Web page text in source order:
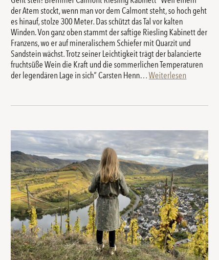
der Atem stockt, wenn man vor dem Calmont steht, so hoch geht
es hinauf, stolze 300 Meter. Das schützt das Tal vor kalten
Winden. Von ganz oben stammt der saftige Riesling Kabinett der
Franzens, wo er auf mineralischem Schiefer mit Quarzit und
Sandstein wächst. Trotz seiner Leichtigkeit trägt der balancierte
fruchtsüße Wein die Kraft und die sommerlichen Temperaturen
der legendären Lage in sich” Carsten Henn…Weiterlesen